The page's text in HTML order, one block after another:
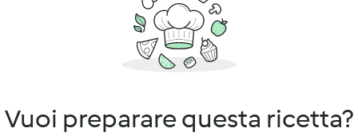
Vuoi preparare questa ricetta?